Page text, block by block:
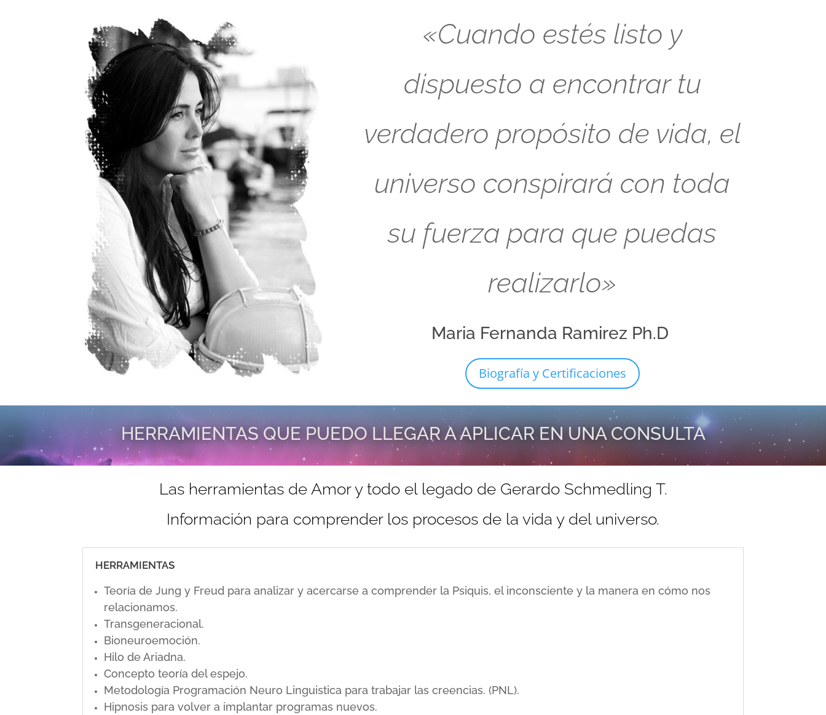
«Cuando estés listo y
dispuesto a encontrar tu
verdadero propósito de vida, el
universo conspirará con toda
su fuerza para que puedas
realizarlo»
Maria Fernanda Ramirez Ph.D
Biografía y Certificaciones
HERRAMIENTAS QUE PUEDO LLEGAR A APLICAR EN UNA CONSULTA
Las herramientas de Amor y todo el legado de Gerardo Schmedling T.
Información para comprender los procesos de la vida y del universo.
HERRAMIENTAS
Teoría de Jung y Freud para analizar y acercarse a comprender la Psiquis, el inconsciente y la manera en cómo nos
relacionamos.
Transgeneracional.
Bioneuroemoción.
Hilo de Ariadna.
Concepto teoría del espejo.
Metodología Programación Neuro Linguistica para trabajar las creencias. (PNL).
Hipnosis para volver a implantar programas nuevos.